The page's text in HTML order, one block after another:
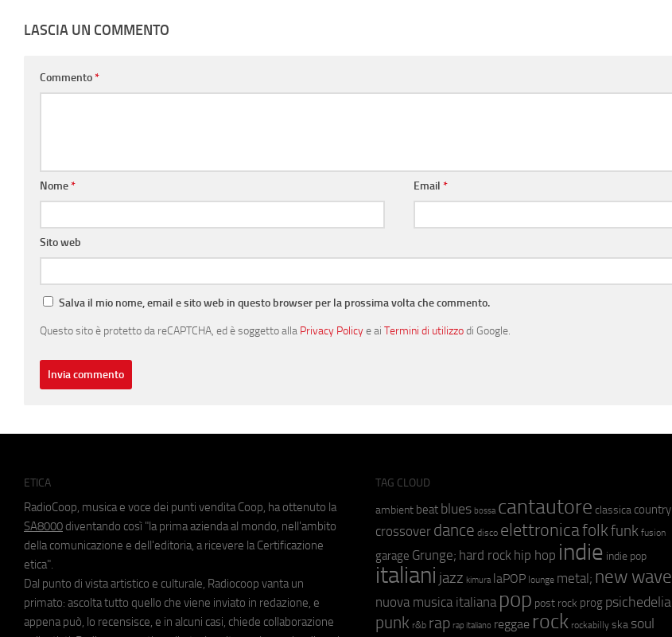
LASCIA UN COMMENTO
Commento*
Nome* Email*
Sito web
Salva il mio nome, email e sito web in questo browser per la prossima volta che commento.
Questo sito è protetto da reCAPTCHA, ed è soggetto alla Privacy Policye ai Termini di utilizzodi Google.
ETICA
RadioCoop, musica e voce dei punti vendita Coop, ha ottenuto la
SA8000 diventando così "la prima azienda al mondo, nell'ambito
della comunicazione e dell'editoria, a ricevere la Certificazione
etica".
Dal punto di vista artistico e culturale, Radiocoop vanta un
primato: ascolta tutto quello che viene inviato in redazione, e
appena può, lo recensisce, e in alcuni casi, chiede collaborazione
TAG CLOUD
ambient beat blues bossa cantautore classica country
crossover dance disco elettronicafolkfunk fusion
garage Grunge; hard rock hip hop indie indie pop
italiani jazz kimura laPOP lounge metal; new wave
nuova musica italiana pop post rock prog psichedelia
punk r&b rap rap italiano reggae rock rockabilly ska soul